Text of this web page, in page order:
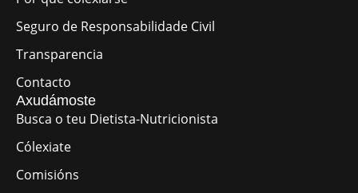
Seguro de Responsabilidade Civil
Transparencia
Contacto
Axudámoste
Busca o teu Dietista-Nutricionista
Cólexiate
Comisións